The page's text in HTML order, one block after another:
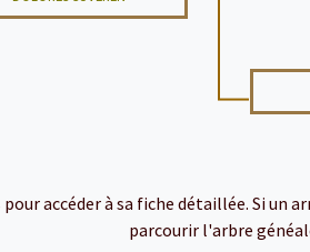
accéder à sa fiche détaillée. Si un
parcourir l'arbre